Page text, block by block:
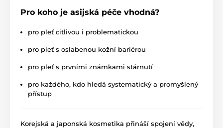
Pro koho je asijská péče vhodná?
pro pleť citlivou i problematickou
pro pleť s oslabenou kožní bariérou
pro pleť s prvními známkami stárnutí
pro každého, kdo hledá systematický a promyšlený
přístup
Korejská a japonská kosmetika přináší spojení vědy,